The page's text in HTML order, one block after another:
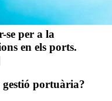
se per a la
en els ports.
gestió portuària?